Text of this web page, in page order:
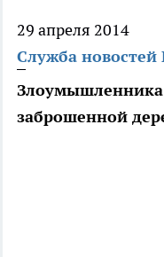
29 апреля 2014
Служба
Злоумышленника
заброшенной